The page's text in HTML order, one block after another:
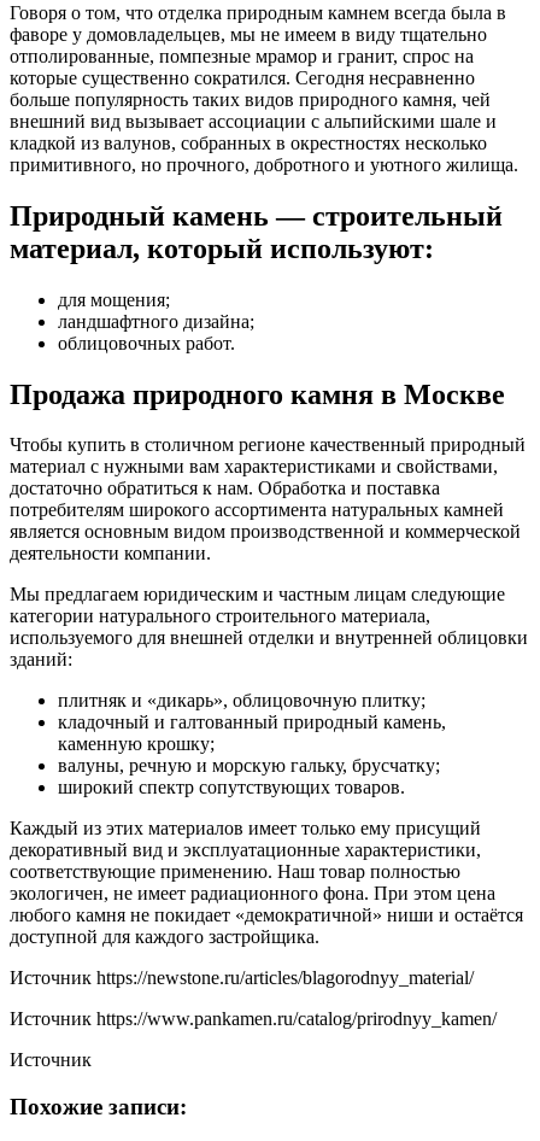
Говоря о том, что отделка природным камнем всегда была в
фаворе у домовладельцев, мы не имеем в виду тщательно
отполированные, помпезные мрамор и гранит, спрос на
которые существенно сократился. Сегодня несравненно
больше популярность таких видов природного камня, чей
внешний вид вызывает ассоциации с альпийскими шале и
кладкой из валунов, собранных в окрестностях несколько
примитивного, но прочного, добротного и уютного жилища.
Природный камень — строительный
материал, который используют:
для мощения;
ландшафтного дизайна;
облицовочных работ.
Продажа природного камня в Москве
Чтобы купить в столичном регионе качественный природный
материал с нужными вам характеристиками и свойствами,
достаточно обратиться к нам. Обработка и поставка
потребителям широкого ассортимента натуральных камней
является основным видом производственной и коммерческой
деятельности компании.
Мы предлагаем юридическим и частным лицам следующие
категории натурального строительного материала,
используемого для внешней отделки и внутренней облицовки
зданий:
плитняк и «дикарь», облицовочную плитку;
кладочный и галтованный природный камень,
каменную крошку;
валуны, речную и морскую гальку, брусчатку;
широкий спектр сопутствующих товаров.
Каждый из этих материалов имеет только ему присущий
декоративный вид и эксплуатационные характеристики,
соответствующие применению. Наш товар полностью
экологичен, не имеет радиационного фона. При этом цена
любого камня не покидает «демократичной» ниши и остаётся
доступной для каждого застройщика.
Источник https://newstone.ru/articles/blagorodnyy_material/
Источник https://www.pankamen.ru/catalog/prirodnyy_kamen/
Источник
Похожие записи: